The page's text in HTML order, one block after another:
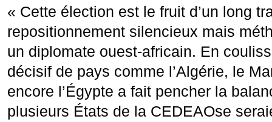
« Cette élection est le fruit d’un long
repositionnement silencieux mais
un diplomate ouest-africain. En
décisif de pays comme l’Algérie, le
encore l’Égypte a fait pencher la
plusieurs États de la CEDEAOse